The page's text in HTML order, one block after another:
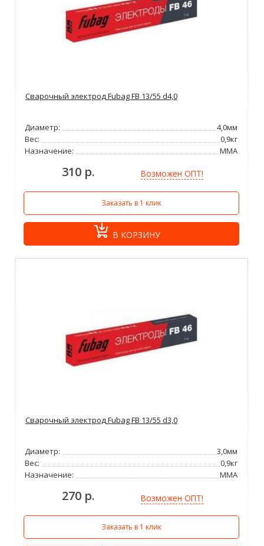
Сварочный электрод Fubag FB 13/55 d4,0
Диаметр:
4,0мм
Вес:
0,9кг
Назначение:
ММА
310 р. Возможен ОПТ!
Заказать в 1 клик
В КОРЗИНУ
Сварочный электрод Fubag FB 13/55 d3,0
Диаметр:
3,0мм
Вес:
0,9кг
Назначение:
ММА
270 р. Возможен ОПТ!
Заказать в 1 клик